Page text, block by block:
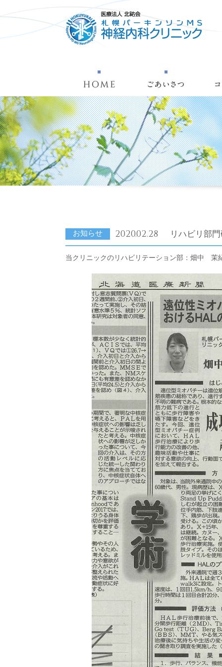
お知らせ 2020.02.28 リハビリ部
当クリニックのリハビリテーション部：畑中 茉